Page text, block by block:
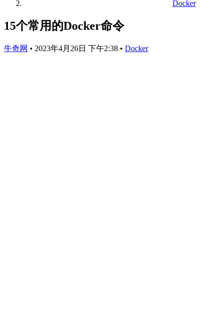
Docker
15个常用的Docker命令
牛奇网 • 2023年4月26日 下午2:38 • Docker